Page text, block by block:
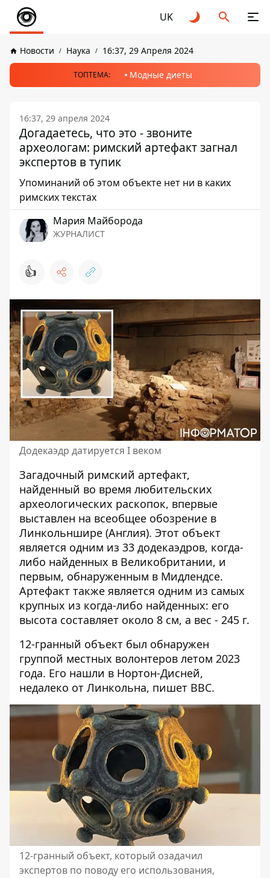
UK
Новости Наука 16:37, 29 Апреля 2024
ТОПТЕМА: Модные диеты
16:37, 29 апреля 2024
Догадаетесь, что это - звоните
археологам: римский артефакт загнал
экспертов в тупик
Упоминаний об этом объекте нет ни в каких
римских текстах
Мария Майборода
ЖУРНАЛИСТ
👍
Додекаэдр датируется I веком
Загадочный римский артефакт,
найденный во время любительских
археологических раскопок, впервые
выставлен на всеобщее обозрение в
Линкольншире (Англия). Этот объект
является одним из 33 додекаэдров, когда-
либо найденных в Великобритании, и
первым, обнаруженным в Мидлендсе.
Артефакт также является одним из самых
крупных из когда-либо найденных: его
высота составляет около 8 см, а вес - 245 г.
12-гранный объект был обнаружен
группой местных волонтеров летом 2023
года. Его нашли в Нортон-Дисней,
недалеко от Линкольна, пишет BBC.
12-гранный объект, который озадачил
экспертов по поводу его использования,